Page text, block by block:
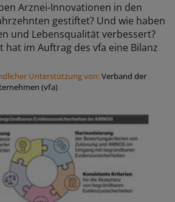
Arznei-Innovationen in den
gestiftet? Und wie haben
und Lebensqualität verbessert?
hat im Auftrag des vfa eine Bilanz
Unterstützung von:Verband der
(vfa)